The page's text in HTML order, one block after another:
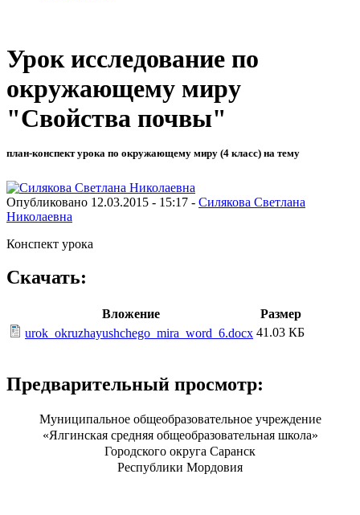
Урок исследование по
окружающему миру
"Свойства почвы"
план-конспект урока по окружающему миру (4 класс) на тему
Опубликовано 12.03.2015 - 15:17 - Силякова Светлана
Николаевна
Конспект урока
Скачать:
Вложение
Размер
urok_okruzhayushchego_mira_word_6.docx 41.03 КБ
Предварительный просмотр:
Муниципальное общеобразовательное учреждение
«Ялгинская средняя общеобразовательная школа»
Городского округа Саранск
Республики Мордовия